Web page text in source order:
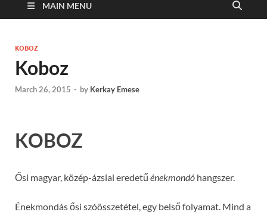
MAIN MENU
KOBOZ
Koboz
March 26, 2015 - by Kerkay Emese
KOBOZ
Ősi magyar, közép-ázsiai eredetű énekmondó hangszer.
Énekmondás ősi szóösszetétel, egy belső folyamat. Mind a